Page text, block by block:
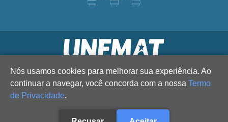
Nós usamos cookies para melhorar sua experiência. Ao
continuar a navegar, você concorda com a nossa Termo
de Privacidade.